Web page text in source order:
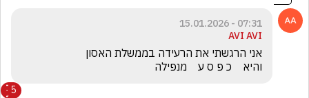
07:31 - 15.01.2026
AVI AVI
והיא    כ פ ס ע    מנפילה
5